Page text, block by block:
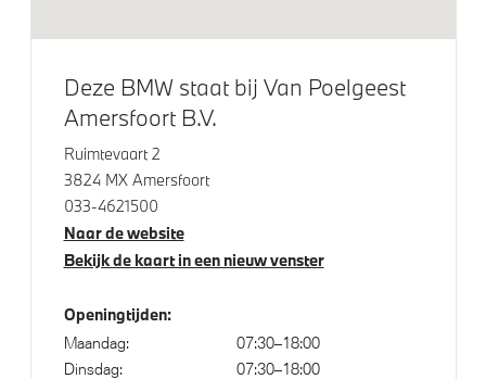
Anti blokkeer systeem
xDrive - Vierwielaandrijving
Veiligheid
Elektronisch Stabiliteits Programma
Passagiersairbag
Deze BMW staat bij Van Poelgeest
Amersfoort B.V.
Ruimtevaart 2
3824 MX Amersfoort
033-4621500
Naar de website
Bekijk de kaart in een nieuw venster
Openingtijden:
Maandag:
07:30–18:00
Dinsdag:
07:30–18:00